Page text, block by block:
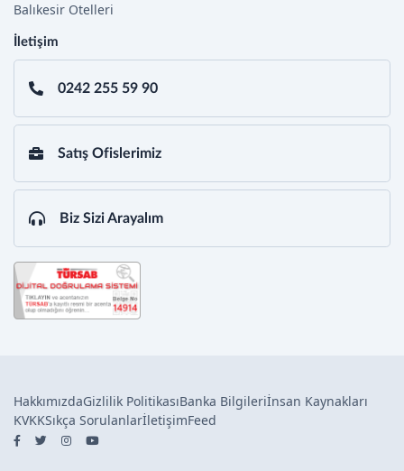
Balıkesir Otelleri
İletişim
0242 255 59 90
Satış Ofislerimiz
Biz Sizi Arayalım
HakkımızdaGizlilik PolitikasıBanka Bilgileriİnsan Kaynakları
KVKKSıkça SorulanlarİletişimFeed